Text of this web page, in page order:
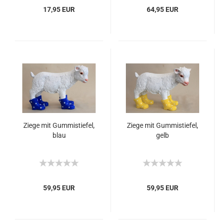
17,95 EUR 64,95 EUR
Ziege mit Gummistiefel,
blau
59,95 EUR
Ziege mit Gummistiefel,
gelb
59,95 EUR